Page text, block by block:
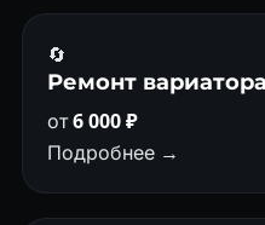
🔄
Ремонт
от6 000 ₽
Подробнее →